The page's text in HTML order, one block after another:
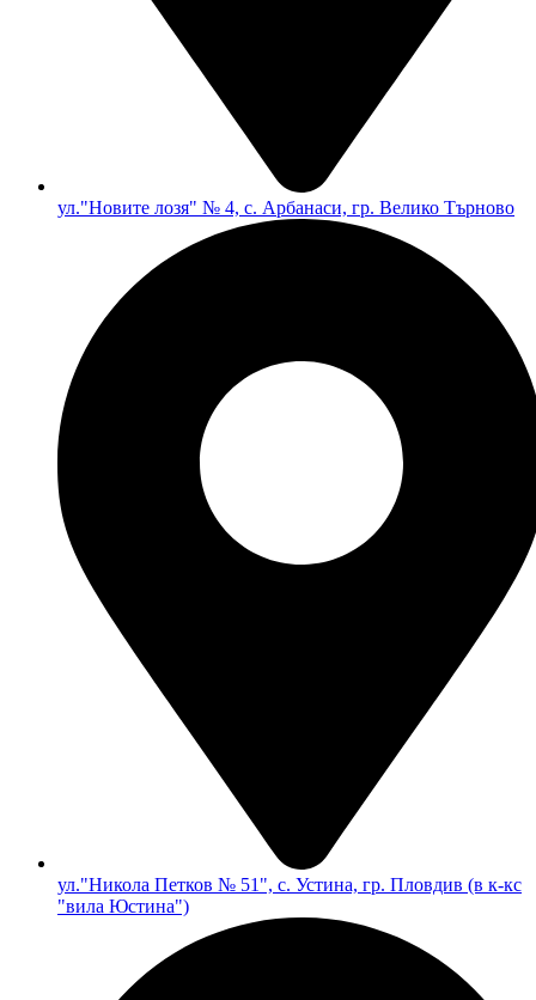
ул."Новите лозя" № 4, с. Арбанаси, гр. Велико Търново
ул."Никола Петков № 51", с. Устина, гр. Пловдив (в к-кс
"вила Юстина")